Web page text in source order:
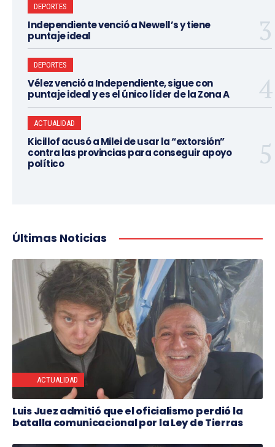
DEPORTES
Independiente venció a Newell’s y tiene
puntaje ideal
DEPORTES
Vélez venció a Independiente, sigue con
puntaje ideal y es el único líder de la Zona A
ACTUALIDAD
Kicillof acusó a Milei de usar la “extorsión”
contra las provincias para conseguir apoyo
político
Últimas Noticias
ACTUALIDAD
Luis Juez admitió que el oficialismo perdió la
batalla comunicacional por la Ley de Tierras